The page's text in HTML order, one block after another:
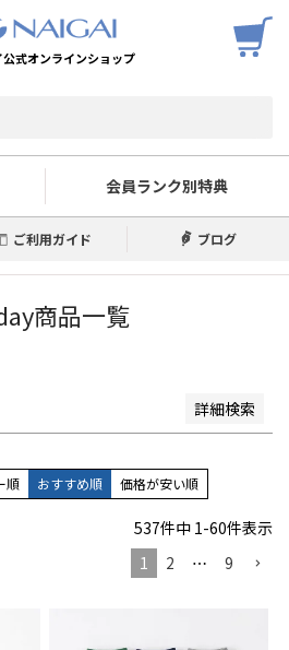
公式オンラインショップ
会員ランク別特典
ご利用ガイド ブログ
商品一覧
詳細検索
順
順 おすすめ順 価格が安い順
537件中 1-60件表示
1
2 … 9